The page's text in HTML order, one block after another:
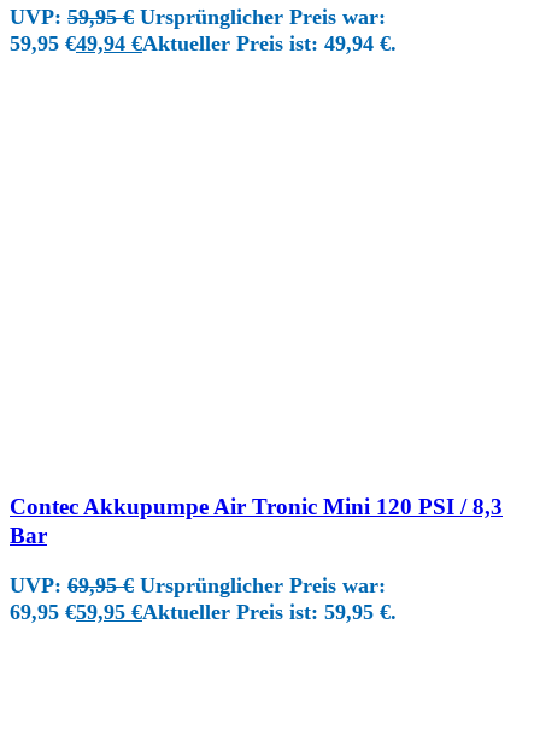
UVP: 59,95€ Ursprünglicher Preis war:
59,95 €49,94 €Aktueller Preis ist: 49,94 €.
Contec Akkupumpe Air Tronic Mini 120 PSI / 8,3
Bar
UVP: 69,95€ Ursprünglicher Preis war:
69,95 €59,95 €Aktueller Preis ist: 59,95 €.